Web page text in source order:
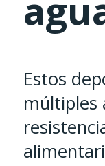
Estos
múltiples